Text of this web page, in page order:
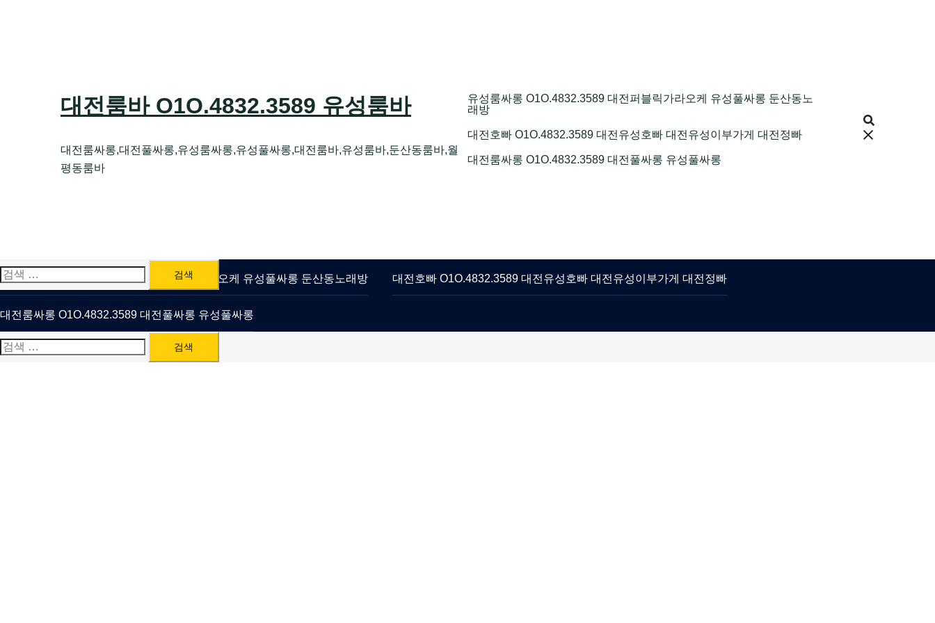
대전룸바 O1O.4832.3589 유성룸바
대전룸싸롱,대전풀싸롱,유성룸싸롱,유성풀싸롱,대전룸바,유성룸바,둔산동룸바,월
평동룸바
유성룸싸롱 O1O.4832.3589 대전퍼블릭가라오케 유성풀싸롱 둔산동노
래방
대전호빠 O1O.4832.3589 대전유성호빠 대전유성이부가게 대전정빠
대전룸싸롱 O1O.4832.3589 대전풀싸롱 유성풀싸롱
검
색:
유성룸싸롱 O1O.4832.3589 대전퍼블릭가라오케 유성풀싸롱 둔산동노래방 대전호빠 O1O.4832.3589 대전유성호빠 대전유성이부가게 대전정빠
대전룸싸롱 O1O.4832.3589 대전풀싸롱 유성풀싸롱
검